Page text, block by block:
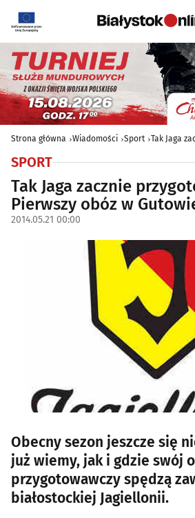
Strona główna Wiadomości Sport Tak Jaga
SPORT
Tak Jaga zacznie
Pierwszy obóz w
2014.05.21 00:00
Obecny sezon jeszcze się
już wiemy, jak i gdzie swój
przygotowawczy spędzą
białostockiej Jagiellonii.